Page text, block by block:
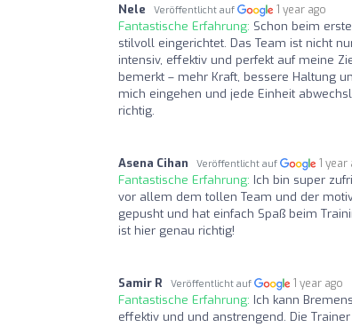
Nele Veröffentlicht auf 1 year ago
Fantastische Erfahrung: Schon beim
stilvoll eingerichtet. Das Team ist nicht
intensiv, effektiv und perfekt auf meine
bemerkt – mehr Kraft, bessere Haltung
mich eingehen und jede Einheit
richtig.
Asena Cihan Veröffentlicht auf 1 year
Fantastische Erfahrung: Ich bin super
vor allem dem tollen Team und der
gepusht und hat einfach Spaß beim
ist hier genau richtig!
Samir R Veröffentlicht auf 1 year ago
Fantastische Erfahrung: Ich kann
effektiv und und anstrengend. Die